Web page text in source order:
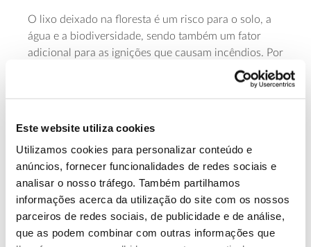
Este website utiliza cookies
Utilizamos cookies para personalizar conteúdo e
anúncios, fornecer funcionalidades de redes sociais e
analisar o nosso tráfego. Também partilhamos
informações acerca da utilização do site com os nossos
parceiros de redes sociais, de publicidade e de análise,
que as podem combinar com outras informações que
O lixo deixado na floresta é um risco para o solo, a
água e a biodiversidade, sendo também um fator
adicional para as ignições que causam incêndios. Por
isso, Barcelos desafia a comunidade a participar
nesta atividade de limpeza florestal, que se inicia
pelas 09h00.
13.07.2026
Genoma do priolo e de outras espécies em risco:
conhecer para conservar